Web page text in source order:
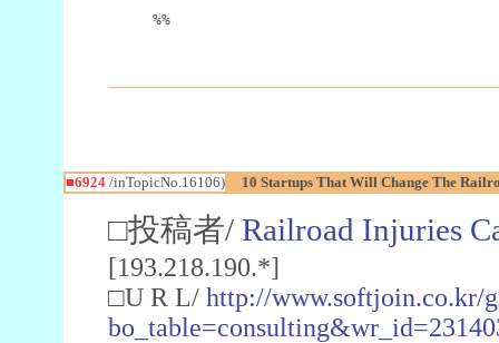
%%
■6924/inTopicNo.16106) 10 Startups That Will Change The
□投稿者/ Railroad Injuries
[193.218.190.*]
□U R L/ http://www.softjoin.co.kr/